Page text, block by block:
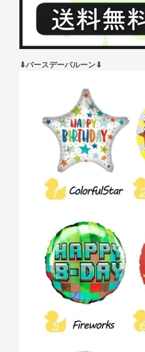
⬇︎バースデーバルーン⬇︎